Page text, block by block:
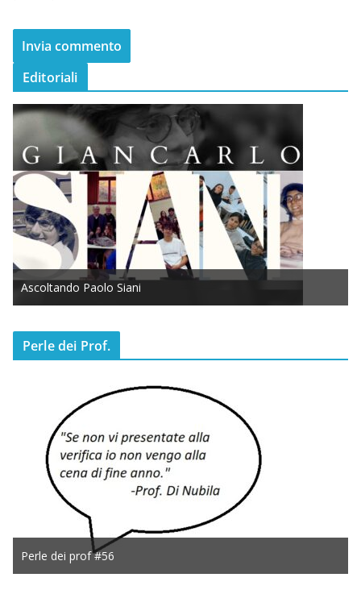
Editoriali
Ascoltando Paolo Siani
Perle dei Prof.
Perle dei prof #56